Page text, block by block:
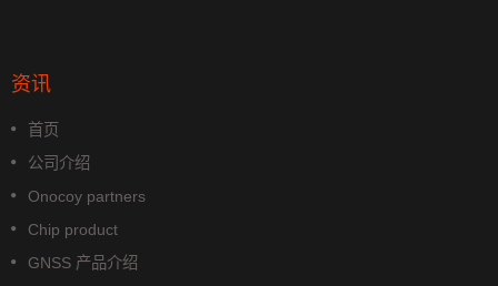
资讯
首页
公司介绍
Onocoy partners
Chip product
GNSS 产品介绍